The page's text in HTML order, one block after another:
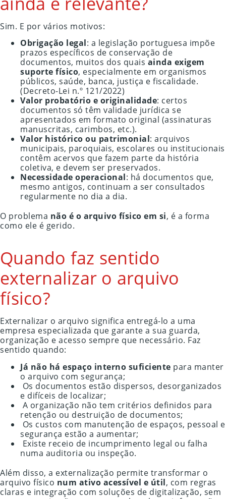
Sim. E por vários motivos:
Obrigação legal: a legislação portuguesa impõe
prazos específicos de conservação de
documentos, muitos dos quais ainda exigem
suporte físico, especialmente em organismos
públicos, saúde, banca, justiça e fiscalidade.
(Decreto-Lei n.º 121/2022)
Valor probatório e originalidade: certos
documentos só têm validade jurídica se
apresentados em formato original (assinaturas
manuscritas, carimbos, etc.).
Valor histórico ou patrimonial: arquivos
municipais, paroquiais, escolares ou institucionais
contêm acervos que fazem parte da história
coletiva, e devem ser preservados.
Necessidade operacional: há documentos que,
mesmo antigos, continuam a ser consultados
regularmente no dia a dia.
O problema não é o arquivo físico em si, é a forma
como ele é gerido.
Quando faz sentido
externalizar o arquivo
físico?
Externalizar o arquivo significa entregá-lo a uma
empresa especializada que garante a sua guarda,
organização e acesso sempre que necessário. Faz
sentido quando:
Já não há espaço interno suficiente para manter
o arquivo com segurança;
Os documentos estão dispersos, desorganizados
e difíceis de localizar;
A organização não tem critérios definidos para
retenção ou destruição de documentos;
Os custos com manutenção de espaços, pessoal e
segurança estão a aumentar;
Existe receio de incumprimento legal ou falha
numa auditoria ou inspeção.
Além disso, a externalização permite transformar o
arquivo físico num ativo acessível e útil, com regras
claras e integração com soluções de digitalização, sem